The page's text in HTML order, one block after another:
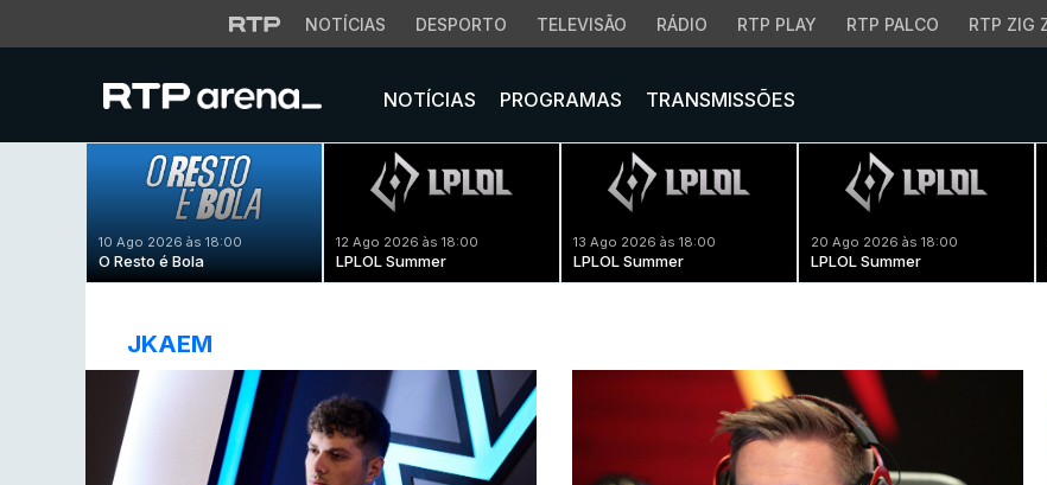
NOTÍCIAS DESPORTO TELEVISÃO RÁDIO RTP PLAY RTP PALCO RTP ZIG
NOTÍCIAS PROGRAMAS TRANSMISSÕES
10 Ago 2026 às 18:00
O Resto é Bola
12 Ago 2026 às 18:00
LPLOL Summer
13 Ago 2026 às 18:00
LPLOL Summer
20 Ago 2026 às 18:00
LPLOL Summer
JKAEM